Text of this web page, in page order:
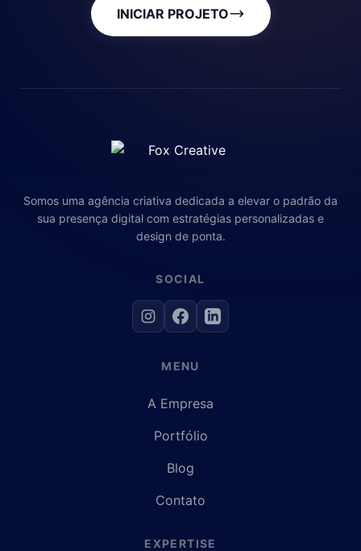
INICIAR PROJETO
Somos uma agência criativa dedicada a elevar o padrão da
sua presença digital com estratégias personalizadas e
design de ponta.
SOCIAL
MENU
A Empresa
Portfólio
Blog
Contato
EXPERTISE